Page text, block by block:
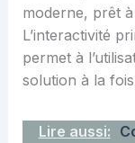
moderne, prêt
L’interactivité
permet à
solution à la
Lire aussi: